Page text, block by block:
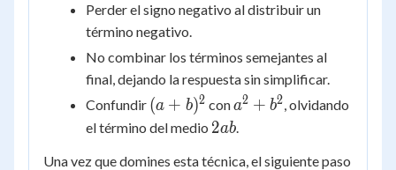
Perder el signo negativo al distribuir un
término negativo.
No combinar los términos semejantes al
final, dejando la respuesta sin simplificar.
Confundir (a+b)^2
(a + b)2 cona^2
+
a2 + b2, olvidando
el término del medio 2ab
2ab.
Una vez que domines esta técnica, el siguiente paso